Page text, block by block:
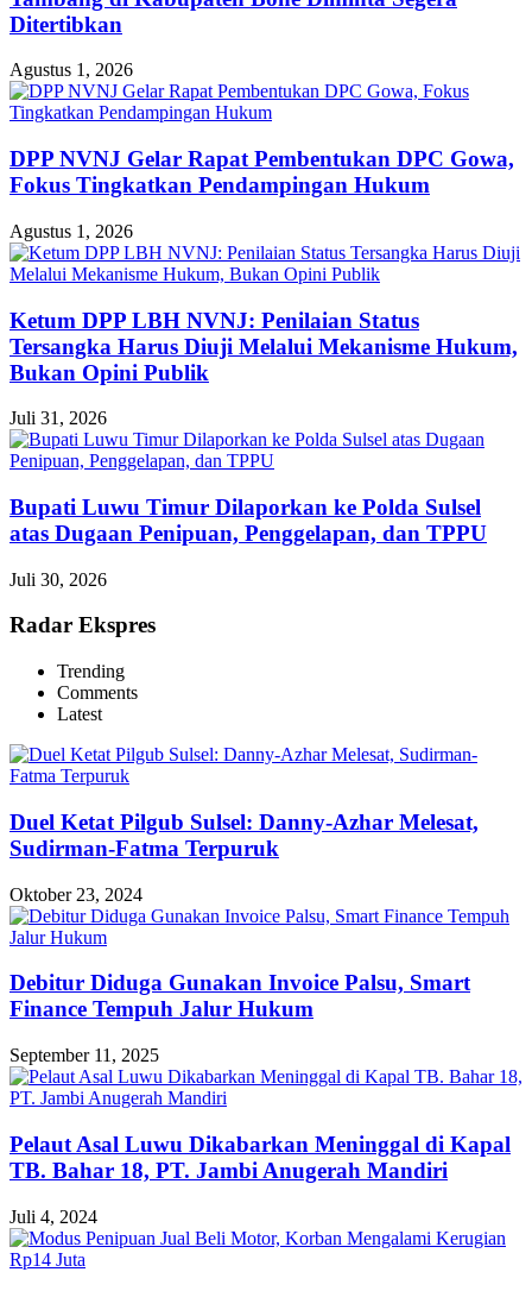
Ditertibkan
Agustus 1, 2026
DPP NVNJ Gelar Rapat Pembentukan DPC Gowa,
Fokus Tingkatkan Pendampingan Hukum
Agustus 1, 2026
Ketum DPP LBH NVNJ: Penilaian Status
Tersangka Harus Diuji Melalui Mekanisme Hukum,
Bukan Opini Publik
Juli 31, 2026
Bupati Luwu Timur Dilaporkan ke Polda Sulsel
atas Dugaan Penipuan, Penggelapan, dan TPPU
Juli 30, 2026
Radar Ekspres
Trending
Comments
Latest
Duel Ketat Pilgub Sulsel: Danny-Azhar Melesat,
Sudirman-Fatma Terpuruk
Oktober 23, 2024
Debitur Diduga Gunakan Invoice Palsu, Smart
Finance Tempuh Jalur Hukum
September 11, 2025
Pelaut Asal Luwu Dikabarkan Meninggal di Kapal
TB. Bahar 18, PT. Jambi Anugerah Mandiri
Juli 4, 2024